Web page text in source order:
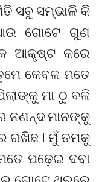
ସବୁ ସମ୍ଭାଳି କି
ଗୋଟେ ଗୁଣ
ଆକୃଷ୍ଟ କରେ
କେବଳ ମତେ
ମା ଠୁ ବଳି
ନଣନ୍ଦ ମାନଙ୍କୁ
ରଖିଛ I ମୁଁ ତମକୁ
ପଢ଼େଇ ଦବା